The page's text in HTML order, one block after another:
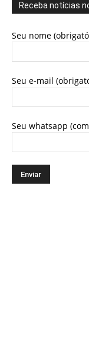
Receba notícias
Seu nome
Seu e-mail
Seu whatsapp